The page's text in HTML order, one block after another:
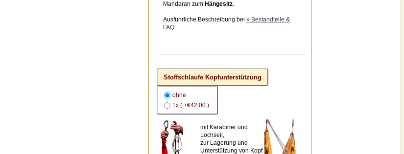
Mandaran zum Hängesitz.
Ausführliche Beschreibung bei » Bestandteile &
FAQ.
Stoffschlaufe Kopfunterstützung
ohne
1x ( +€42.00 )
mit Karabiner und
Lochseil,
zur Lagerung und
Unterstützung von Kopf